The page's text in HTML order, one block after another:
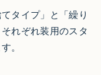
タイプ」と「繰り
れぞれ装用のスタ
。